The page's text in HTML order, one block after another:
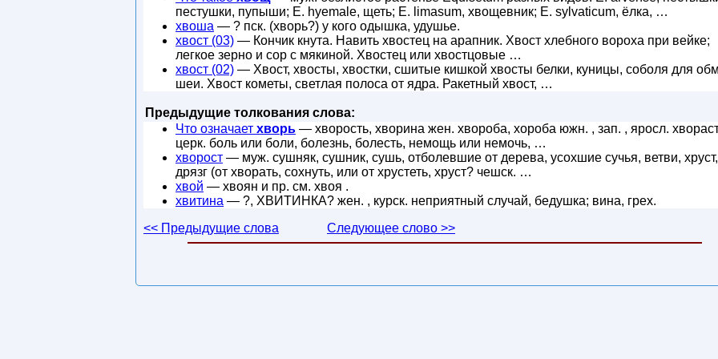
пестушки, пупыши; E. hyemale, щеть; Е. limasum, хвощевник; E. sylvaticum, ёлка, …
хвоша — ? пск. (хворь?) у кого одышка, удушье.
хвост (03) — Кончик кнута. Навить хвостец на арапник. Хвост хлебного вороха при вейке;
легкое зерно и сор с мякиной. Хвостец или хвостцовые …
хвост (02) — Хвост, хвосты, хвостки, сшитые кишкой хвосты белки, куницы, соболя для
шеи. Хвост кометы, светлая полоса от ядра. Ракетный хвост, …
Предыдущие толкования слова:
Что означает хворь — хворость, хворина жен. хвороба, хороба южн. , зап. , яросл.
церк. боль или боли, болезнь, болесть, немощь или немочь, …
хворост — муж. сушняк, сушник, сушь, отболевшие от дерева, усохшие сучья, ветви, хруст,
дрязг (от хворать, сохнуть, или от хрустеть, хруст? чешск. …
хвой — хвоян и пр. см. хвоя .
хвитина — ?, ХВИТИНКА? жен. , курск. неприятный случай, бедушка; вина, грех.
<< Предыдущие слова
Следующее слово >>